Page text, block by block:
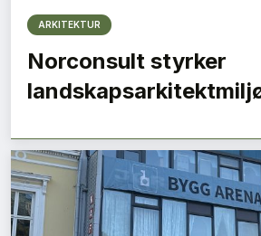
ARKITEKTUR
Norconsult styrker